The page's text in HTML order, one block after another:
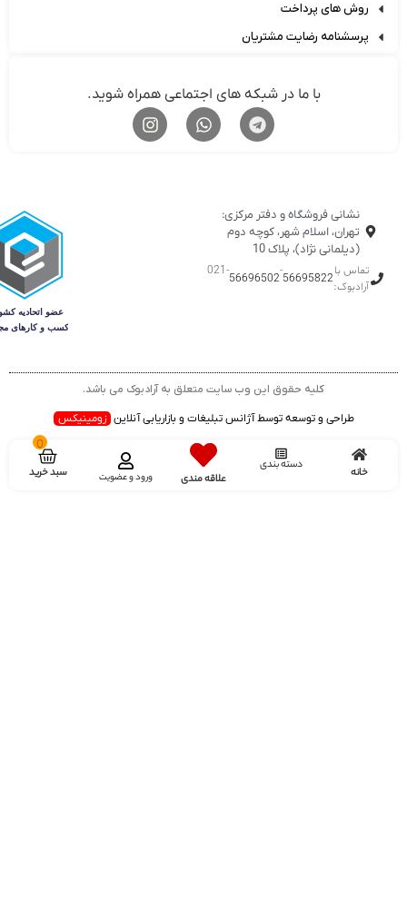
روش های پرداخت
پرسشنامه رضایت مشتریان
با ما در شبکه های اجتماعی همراه شوید.
نشانی فروشگاه و دفتر مرکزی:
تهران، اسلام شهر، کوچه دوم
(دیلمانی نژاد)، پلاک 10
تماس با
آرادبوک:
56695822
-
56696502
-021
کلیه حقوق این وب سایت متعلق به آرادبوک می باشد.
طراحی و توسعه توسط آژانس تبلیغات و بازاریابی آنلاین زومینیکس
دسته بندی
علاقه مندی
ورود و عضویت سبد خرید